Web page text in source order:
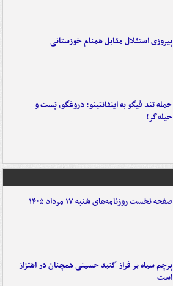
پیروزی استقلال مقابل همنام خوزستانی
حمله تند فیگو به اینفانتینو: دروغگو، پَست‌ و
حیله‌گر!
صفحه نخست روزنامه‌های شنبه ۱۷ مرداد ۱۴۰۵
پرچم سیاه بر فراز گنبد حسینی همچنان در اهتزاز
است